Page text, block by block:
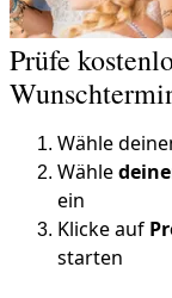
Prüfe
Wähle
Wähle
ein
Klicke auf
starten